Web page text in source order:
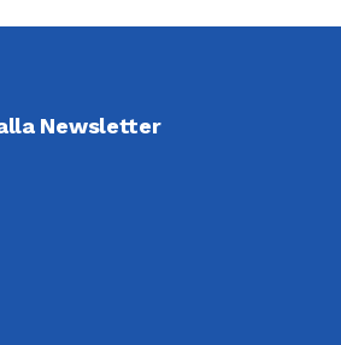
Newsletter